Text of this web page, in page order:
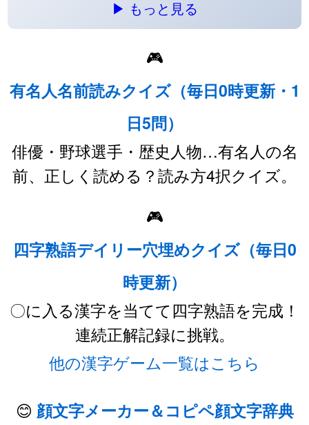
▶ もっと見る
🎮
有名人名前読みクイズ（毎日0時更新・1
日5問）
俳優・野球選手・歴史人物…有名人の名
前、正しく読める？読み方4択クイズ。
🎮
四字熟語デイリー穴埋めクイズ（毎日0
時更新）
〇に入る漢字を当てて四字熟語を完成！
連続正解記録に挑戦。
他の漢字ゲーム一覧はこちら
😊 顔文字メーカー＆コピペ顔文字辞典